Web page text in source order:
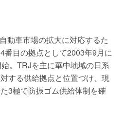
動車市場の拡大に対応するた
番目の拠点として2003年9月に
。TRJを主に華中地域の日系
する供給拠点と位置づけ、現
3極で防振ゴム供給体制を確